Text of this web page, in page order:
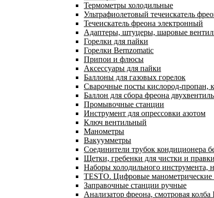
Термометры холодильные
Ультрафиолетовый течеискатель
Течеискатель фреона электронный
Адаптеры, штуцеры, шаровые
Горелки для пайки
Горелки Bernzomatic
Припои и флюсы
Аксессуары для пайки
Баллоны для газовых горелок
Сварочные посты кислород-
Баллон для сбора фреона
Промывочные станции
Инструмент для опрессовки азотом
Ключ вентильный
Манометры
Вакуумметры
Соединители трубок кондиционера
Щетки, гребенки для чистки и
Наборы холодильного инструмента,
TESTO. Цифровые манометрические
Заправочные станции ручные
Анализатор фреона, смотровая